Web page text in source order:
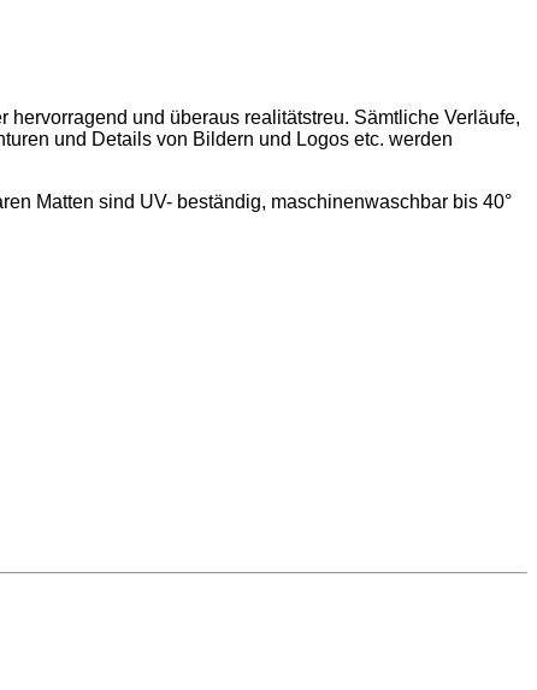
und überaus realitätstreu. Sämtliche Verläufe,
und Details von Bildern und Logos etc. werden
Matten sind UV- beständig, maschinenwaschbar bis 40°